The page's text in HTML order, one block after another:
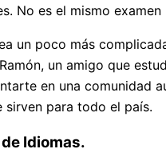
No es el mismo
un poco más
un amigo que
en una
sirven para todo el país.
Idiomas.